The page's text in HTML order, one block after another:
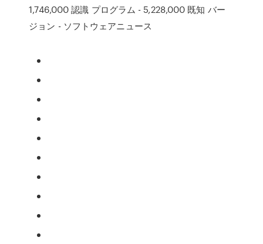
1,746,000 認識 プログラム - 5,228,000 既知 バー
ジョン - ソフトウェアニュース